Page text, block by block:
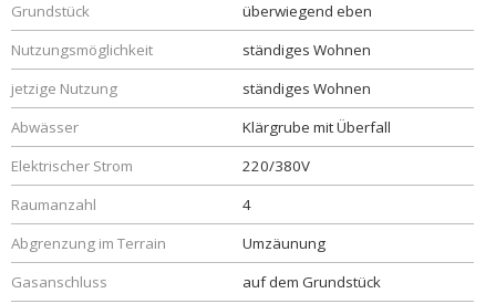
Grundstück
überwiegend eben
Nutzungsmöglichkeit
ständiges Wohnen
jetzige Nutzung
ständiges Wohnen
Abwässer
Klärgrube mit Überfall
Elektrischer Strom
220/380V
Raumanzahl
4
Abgrenzung im Terrain
Umzäunung
Gasanschluss
auf dem Grundstück